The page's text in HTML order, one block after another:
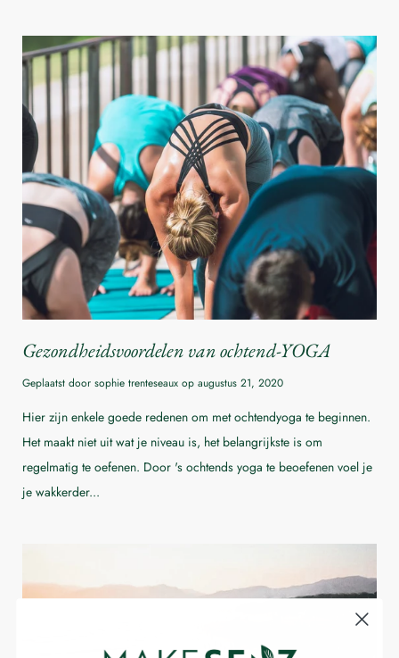
Gezondheidsvoordelen van ochtend-YOGA
Geplaatst door sophie trenteseaux op augustus 21, 2020
Hier zijn enkele goede redenen om met ochtendyoga te beginnen.
Het maakt niet uit wat je niveau is, het belangrijkste is om
regelmatig te oefenen. Door 's ochtends yoga te beoefenen voel je
je wakkerder...